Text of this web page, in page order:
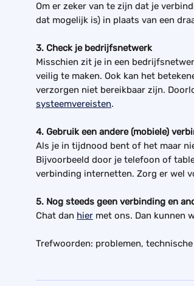
Om er zeker van te zijn dat je
dat mogelijk is) in plaats van een
3. Check je bedrijfsnetwerk
Misschien zit je in een
veilig te maken. Ook kan het
verzorgen niet bereikbaar zijn.
systeemvereisten.
4. Gebruik een andere (mobiele)
Als je in tijdnood bent of het maar
Bijvoorbeeld door je telefoon of
verbinding internetten. Zorg er wel
5. Nog steeds geen verbinding en
Chat dan hier met ons. Dan kunnen
Trefwoorden: problemen,